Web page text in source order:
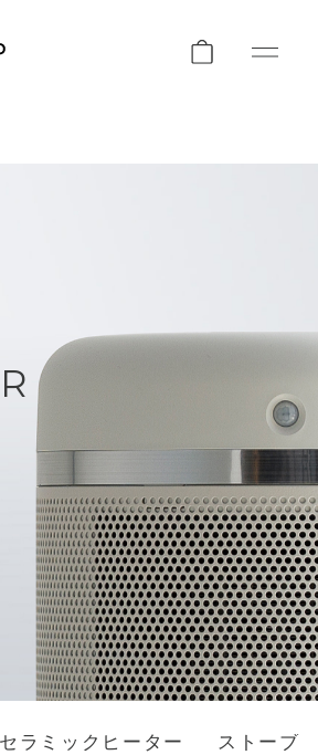
セラミックヒーター ストーブ